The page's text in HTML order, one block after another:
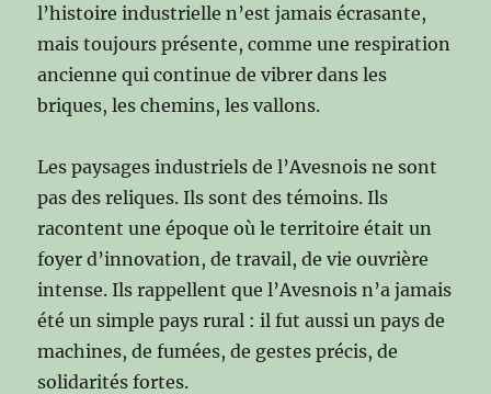
l’histoire industrielle n’est jamais écrasante,
mais toujours présente, comme une respiration
ancienne qui continue de vibrer dans les
briques, les chemins, les vallons.
Les paysages industriels de l’Avesnois ne sont
pas des reliques. Ils sont des témoins. Ils
racontent une époque où le territoire était un
foyer d’innovation, de travail, de vie ouvrière
intense. Ils rappellent que l’Avesnois n’a jamais
été un simple pays rural : il fut aussi un pays de
machines, de fumées, de gestes précis, de
solidarités fortes.